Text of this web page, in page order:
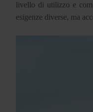
livello di utilizzo e
esigenze diverse, ma